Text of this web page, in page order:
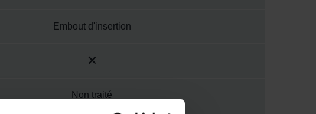
Embout d'insertion
Non traité